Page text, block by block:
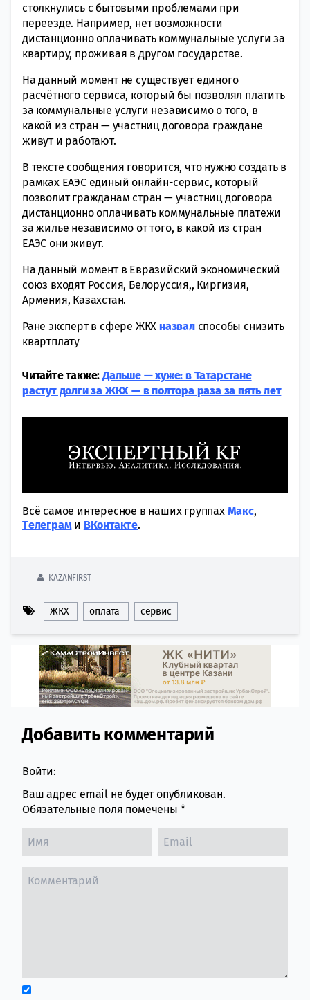
столкнулись с бытовыми проблемами при
переезде. Например, нет возможности
дистанционно оплачивать коммунальные услуги за
квартиру, проживая в другом государстве.
На данный момент не существует единого
расчётного сервиса, который бы позволял платить
за коммунальные услуги независимо о того, в
какой из стран — участниц договора граждане
живут и работают.
В тексте сообщения говорится, что нужно создать в
рамках ЕАЭС единый онлайн-сервис, который
позволит гражданам стран — участниц договора
дистанционно оплачивать коммунальные платежи
за жилье независимо от того, в какой из стран
ЕАЭС они живут.
На данный момент в Евразийский экономический
союз входят Россия, Белоруссия,, Киргизия,
Армения, Казахстан.
Ране эксперт в сфере ЖКХ назвалспособы снизить
квартплату
Читайте также:Дальше — хуже: в Татарстане
растут долги за ЖКХ — в полтора раза за пять лет
Всё самое интересное в наших группах Макс,
Tелеграми ВКонтакте.
KAZANFIRST
ЖКХ оплата сервис
Comment section
Добавить комментарий
Войти:
Ваш адрес email не будет опубликован.
Обязательные поля помечены *